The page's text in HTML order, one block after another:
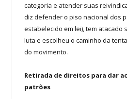
categoria e atender suas
diz defender o piso nacional dos
estabelecido em lei), tem atacado
luta e escolheu o caminho da
do movimento.
Retirada de direitos para dar
patrões